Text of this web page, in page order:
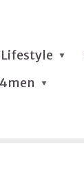
Lifestyle